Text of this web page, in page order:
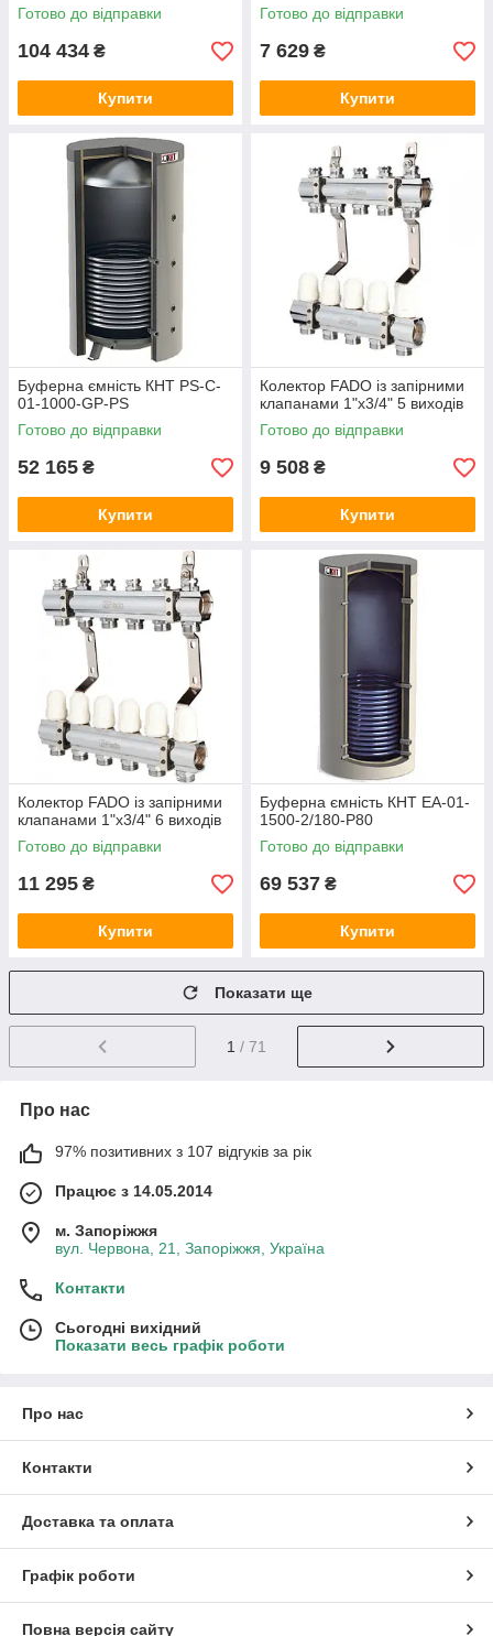
Готово до відправки
104 434 ₴
Купити
Готово до відправки
7 629 ₴
Купити
Буферна ємність КНТ PS-C-
01-1000-GP-PS
Готово до відправки
52 165 ₴
Купити
Колектор FADO із запірними
клапанами 1"х3/4" 5 виходів
Готово до відправки
9 508 ₴
Купити
Колектор FADO із запірними
клапанами 1"х3/4" 6 виходів
Готово до відправки
11 295 ₴
Купити
Буферна ємність КНТ ЕА-01-
1500-2/180-P80
Готово до відправки
69 537 ₴
Купити
Показати ще
1 / 71
Про нас
97% позитивних з 107 відгуків за рік
Працює з 14.05.2014
м. Запоріжжя
вул. Червона, 21, Запоріжжя, Україна
Контакти
Сьогодні вихідний
Показати весь графік роботи
Про нас
Контакти
Доставка та оплата
Графік роботи
Повна версія сайту